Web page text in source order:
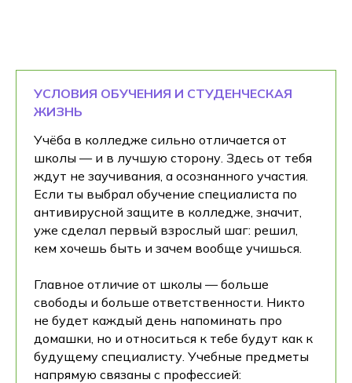
УСЛОВИЯ ОБУЧЕНИЯ И СТУДЕНЧЕСКАЯ
ЖИЗНЬ
Учёба в колледже сильно отличается от
школы — и в лучшую сторону. Здесь от тебя
ждут не заучивания, а осознанного участия.
Если ты выбрал обучение специалиста по
антивирусной защите в колледже, значит,
уже сделал первый взрослый шаг: решил,
кем хочешь быть и зачем вообще учишься.
Главное отличие от школы — больше
свободы и больше ответственности. Никто
не будет каждый день напоминать про
домашки, но и относиться к тебе будут как к
будущему специалисту. Учебные предметы
напрямую связаны с профессией: